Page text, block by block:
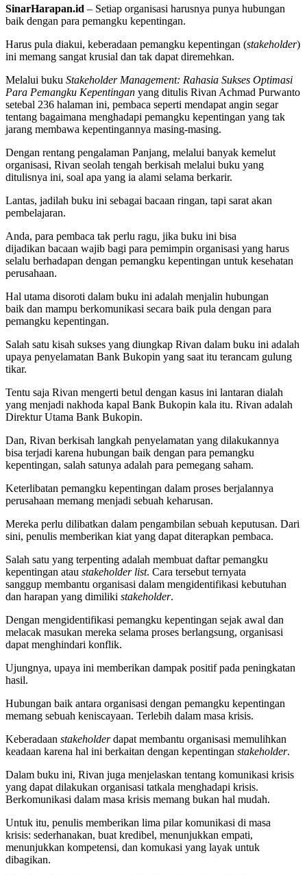
SinarHarapan.id – Setiap organisasi harusnya punya hubungan
baik dengan para pemangku kepentingan.
Harus pula diakui, keberadaan pemangku kepentingan (stakeholder)
ini memang sangat krusial dan tak dapat diremehkan.
Melalui buku Stakeholder Management: Rahasia Sukses Optimasi
Para Pemangku Kepentingan yang ditulis Rivan Achmad Purwanto
setebal 236 halaman ini, pembaca seperti mendapat angin segar
tentang bagaimana menghadapi pemangku kepentingan yang tak
jarang membawa kepentingannya masing-masing.
Dengan rentang pengalaman Panjang, melalui banyak kemelut
organisasi, Rivan seolah tengah berkisah melalui buku yang
ditulisnya ini, soal apa yang ia alami selama berkarir.
Lantas, jadilah buku ini sebagai bacaan ringan, tapi sarat akan
pembelajaran.
Anda, para pembaca tak perlu ragu, jika buku ini bisa
dijadikan bacaan wajib bagi para pemimpin organisasi yang harus
selalu berhadapan dengan pemangku kepentingan untuk kesehatan
perusahaan.
Hal utama disoroti dalam buku ini adalah menjalin hubungan
baik dan mampu berkomunikasi secara baik pula dengan para
pemangku kepentingan.
Salah satu kisah sukses yang diungkap Rivan dalam buku ini adalah
upaya penyelamatan Bank Bukopin yang saat itu terancam gulung
tikar.
Tentu saja Rivan mengerti betul dengan kasus ini lantaran dialah
yang menjadi nakhoda kapal Bank Bukopin kala itu. Rivan adalah
Direktur Utama Bank Bukopin.
Dan, Rivan berkisah langkah penyelamatan yang dilakukannya
bisa terjadi karena hubungan baik dengan para pemangku
kepentingan, salah satunya adalah para pemegang saham.
Keterlibatan pemangku kepentingan dalam proses berjalannya
perusahaan memang menjadi sebuah keharusan.
Mereka perlu dilibatkan dalam pengambilan sebuah keputusan. Dari
sini, penulis memberikan kiat yang dapat diterapkan pembaca.
Salah satu yang terpenting adalah membuat daftar pemangku
kepentingan atau stakeholder list. Cara tersebut ternyata
sanggup membantu organisasi dalam mengidentifikasi kebutuhan
dan harapan yang dimiliki stakeholder.
Dengan mengidentifikasi pemangku kepentingan sejak awal dan
melacak masukan mereka selama proses berlangsung, organisasi
dapat menghindari konflik.
Ujungnya, upaya ini memberikan dampak positif pada peningkatan
hasil.
Hubungan baik antara organisasi dengan pemangku kepentingan
memang sebuah keniscayaan. Terlebih dalam masa krisis.
Keberadaan stakeholderdapat membantu organisasi memulihkan
keadaan karena hal ini berkaitan dengan kepentingan stakeholder.
Dalam buku ini, Rivan juga menjelaskan tentang komunikasi krisis
yang dapat dilakukan organisasi tatkala menghadapi krisis.
Berkomunikasi dalam masa krisis memang bukan hal mudah.
Untuk itu, penulis memberikan lima pilar komunikasi di masa
krisis: sederhanakan, buat kredibel, menunjukkan empati,
menunjukkan kompetensi, dan komukasi yang layak untuk
dibagikan.